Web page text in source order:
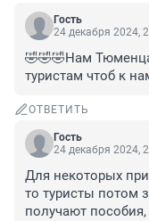
Гость
24 декабря 2024,
🤣🤣🤣Нам
туристам чтоб к
ОТВЕТИТЬ
Гость
24 декабря 2024,
Для некоторых
то туристы потом
получают